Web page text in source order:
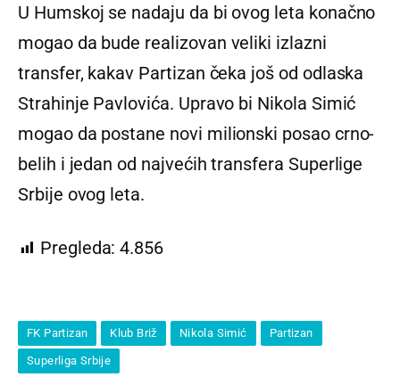
U Humskoj se nadaju da bi ovog leta konačno
mogao da bude realizovan veliki izlazni
transfer, kakav Partizan čeka još od odlaska
Strahinje Pavlovića. Upravo bi Nikola Simić
mogao da postane novi milionski posao crno-
belih i jedan od najvećih transfera Superlige
Srbije ovog leta.
Pregleda: 4.856
FK Partizan Klub Briž Nikola Simić Partizan
Superliga Srbije